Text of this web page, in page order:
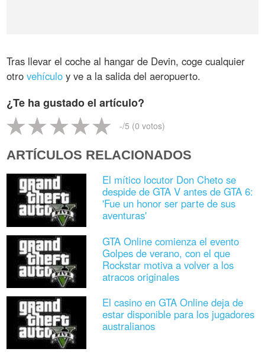
Tras llevar el coche al hangar de Devin, coge cualquier
otrovehículo y ve a la salida del aeropuerto.
¿Te ha gustado el artículo?
-/5 (0 votos)
ARTÍCULOS RELACIONADOS
El mítico locutor Don Cheto se
despide de GTA V antes de GTA 6:
'Fue un honor ser parte de sus
aventuras'
GTA Online comienza el evento
Golpes de verano, con el que
Rockstar motiva a volver a los
atracos originales
El casino en GTA Online deja de
estar disponible para los jugadores
australianos